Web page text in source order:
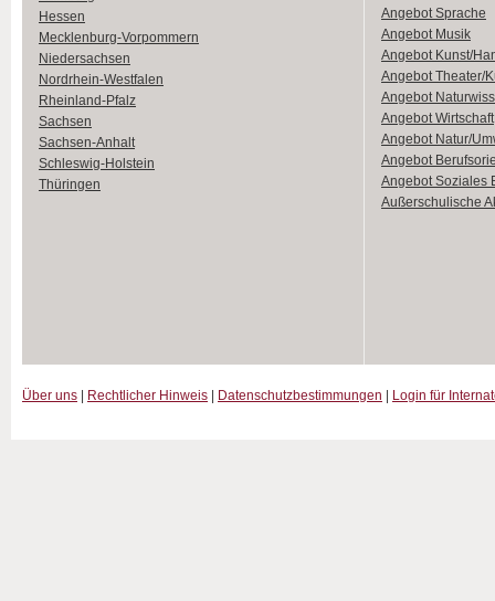
Hessen
Mecklenburg-Vorpommern
Niedersachsen
Nordrhein-Westfalen
Rheinland-Pfalz
Sachsen
Sachsen-Anhalt
Schleswig-Holstein
Thüringen
Angebot Sprache
Angebot Musik
Angebot Kunst/
Angebot Theater/
Angebot
Angebot Wirtschaft
Angebot Natur/
Angebot
Angebot Soziales
Außerschulische
Über uns Rechtlicher Hinweis Datenschutzbestimmungen Login für